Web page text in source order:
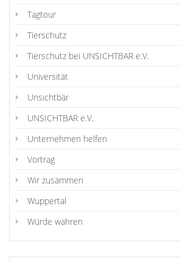
Tagtour
Tierschutz
Tierschutz bei UNSICHTBAR e.V.
Universität
Unsichtbär
UNSICHTBAR e.V.
Unternehmen helfen
Vortrag
Wir zusammen
Wuppertal
Würde wahren